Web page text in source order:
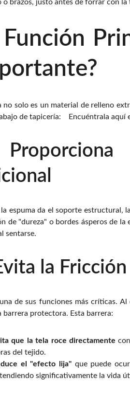
o brazos, justo antes de forrar con
Función
no solo es un material de relleno
de tapicería: Encuéntrala aquí
espuma da el soporte estructural,
de "dureza" o bordes ásperos de
sentarse.
la
una de sus funciones más críticas.
barrera protectora. Esta barrera:
que la tela roce directamente
del tejido.
el "efecto lija"que puede
significativamente la vida